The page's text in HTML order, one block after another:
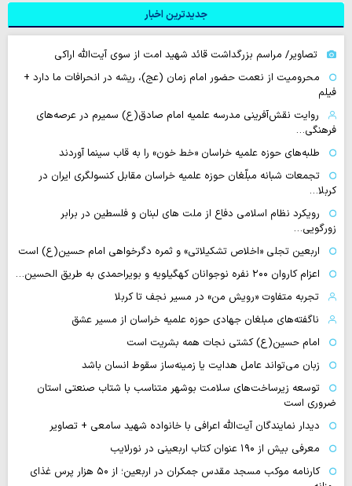
جدیدترین اخبار
تصاویر/ مراسم بزرگداشت قائد شهید امت از سوی آیت‌الله اراکی
محرومیت از نعمت حضور امام زمان (عج)، ریشه در انحرافات ما دارد +
فیلم
روایت نقش‌آفرینی مدرسه علمیه امام صادق(ع) سمیرم در عرصه‌های
فرهنگی…
طلبه‌های حوزه علمیه خراسان «خط خون» را به قاب سینما آوردند
تجمعات شبانه مبلّغان حوزه علمیه خراسان مقابل کنسولگری ایران در
کربلا…
رویکرد نظام اسلامی دفاع از ملت های لبنان و فلسطین در برابر
زورگویی…
اربعین تجلی «اخلاص تشکیلاتی» و ثمره دگرخواهی امام حسین(ع) است
اعزام کاروان ۲۰۰ نفره نوجوانان کهگیلویه و بویراحمدی به طریق الحسین…
تجربه متفاوت «رویش من» در مسیر نجف تا کربلا
ناگفته‌های مبلغان جهادی حوزه علمیه خراسان از مسیر عشق
امام حسین(ع) کشتی نجات همه بشریت است
زبان می‌تواند عامل هدایت یا زمینه‌ساز سقوط انسان باشد
توسعه زیرساخت‌های سلامت بوشهر متناسب با شتاب صنعتی استان
ضروری است
دیدار نمایندگان آیت‌الله اعرافی با خانواده شهید سامعی + تصاویر
معرفی بیش از ۱۹۰ عنوان کتاب اربعینی در نورلایب
کارنامه موکب مسجد مقدس جمکران در اربعین؛ از ۵۰ هزار پرس غذای